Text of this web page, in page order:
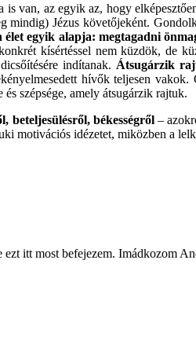
van, az egyik az, hogy
Jézus követőjeként.
egyik alapja: megtagadni
kísértéssel nem küzdök, de
indítanak. Átsugárzik
hívők teljesen
szépsége, amely átsugárzik rajtuk.
beteljesülésről, békességről–
motivációs idézetet, miközben a
itt most befejezem. Imádkozom